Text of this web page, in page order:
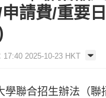
請費/重要
17:40 2025-10-23 HKT
聯合招生辦法（聯